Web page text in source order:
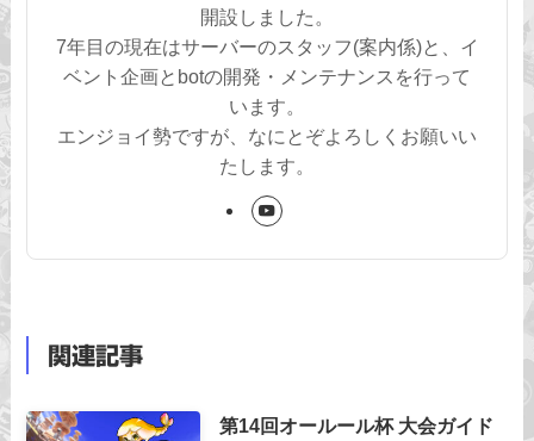
開設しました。
7年目の現在はサーバーのスタッフ(案内係)と、イ
ベント企画とbotの開発・メンテナンスを行って
います。
エンジョイ勢ですが、なにとぞよろしくお願いい
たします。
関連記事
第14回オールール杯 大会ガイド